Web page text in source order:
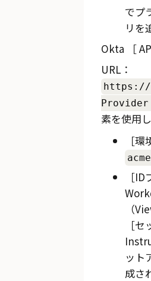
でプ
リを
Okta
URL：
https://
素を使用
環
ID
（
セ
ット
成さ